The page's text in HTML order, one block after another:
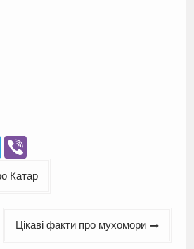
Telegram
Viber
Катар
Цікаві факти про мухомори